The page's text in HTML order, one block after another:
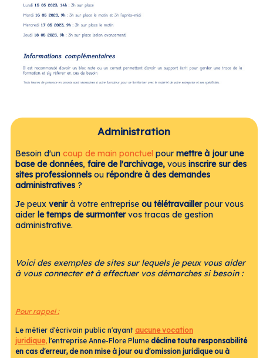
Administration
Besoin d'un coup de main ponctuel pour mettre à jour une
base de données, faire de l'archivage,vous inscrire sur des
sites professionnels ou répondre à des demandes
administratives?
Je peux venirà votre entreprise ou télétravaillerpour vous
aider le temps de surmontervos tracas de gestion
administrative.
Voici des exemples de sites sur lequels je peux vous aider
à vous connecter et à effectuer vos démarches si besoin :
Pour rappel :
Le métier d'écrivain public n'ayant aucune vocation
juridique,l'entreprise Anne-Flore Plume décline toute responsabilité
en cas d'erreur, de non mise à jour ou d'omission juridique ou à